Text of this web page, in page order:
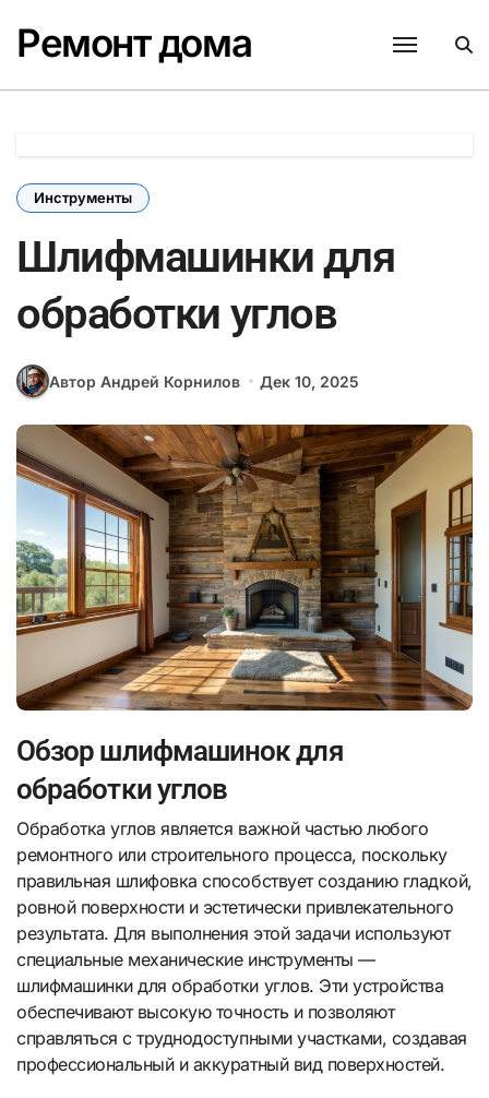
содержанию
Ремонт дома
Инструменты
Шлифмашинки для
обработки углов
Автор Андрей Корнилов Дек 10, 2025
Обзор шлифмашинок для
обработки углов
Обработка углов является важной частью любого
ремонтного или строительного процесса, поскольку
правильная шлифовка способствует созданию гладкой,
ровной поверхности и эстетически привлекательного
результата. Для выполнения этой задачи используют
специальные механические инструменты —
шлифмашинки для обработки углов. Эти устройства
обеспечивают высокую точность и позволяют
справляться с труднодоступными участками, создавая
профессиональный и аккуратный вид поверхностей.